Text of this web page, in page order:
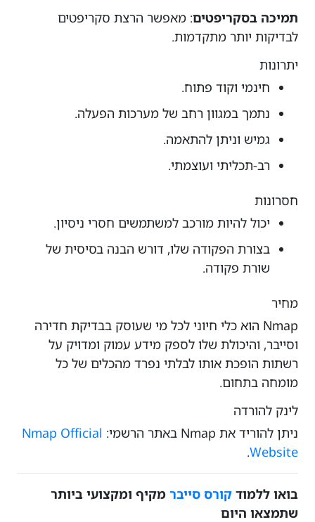
תמיכה בסקריפטים: מאפשר הרצת סקריפטים
לבדיקות יותר מתקדמות.
יתרונות
חינמי וקוד פתוח.
נתמך במגוון רחב של מערכות הפעלה.
גמיש וניתן להתאמה.
רב-תכליתי ועוצמתי.
חסרונות
יכול להיות מורכב למשתמשים חסרי ניסיון.
בצורת הפקודה שלו, דורש הבנה בסיסית של
שורת פקודה.
מחיר
Nmap הוא כלי חיוני לכל מי שעוסק בבדיקת חדירה
וסייבר, והיכולת שלו לספק מידע עמוק ומדויק על
רשתות הופכת אותו לבלתי נפרד מהכלים של כל
מומחה בתחום.
לינק להורדה
ניתן להוריד את Nmap באתר הרשמי:
Nmap Official
Website
.
בואו ללמוד קורס סייבר מקיף ומקצועי ביותר
שתמצאו היום